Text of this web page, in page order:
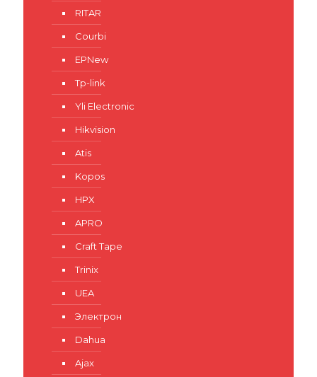
RITAR
Courbi
EPNew
Tp-link
Yli Electronic
Hikvision
Atis
Kopos
HPX
APRO
Craft Tape
Trinix
UEA
Электрон
Dahua
Ajax